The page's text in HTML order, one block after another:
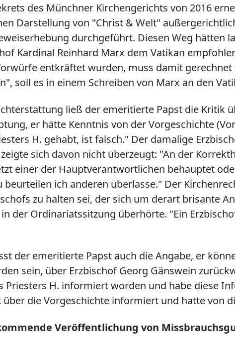
des Münchner Kirchengerichts von 2016
Darstellung von "Christ & Welt"
durchgeführt. Diesen Weg hätten
Kardinal Reinhard Marx dem Vatikan
entkräftet wurden, muss damit
soll es in einem Schreiben von Marx an den
ließ der emeritierte Papst die Kritik
er hätte Kenntnis von der Vorgeschichte
H. gehabt, ist falsch." Der damalige
sich davon nicht überzeugt: "An der
einer der Hauptverantwortlichen behauptet
beurteilen ich anderen überlasse." Der
zu halten sei, der sich um derart brisante
der Ordinariatssitzung überhörte. "Ein
der emeritierte Papst auch die Angabe, er
sein, über Erzbischof Georg Gänswein
Priesters H. informiert worden und habe diese
die Vorgeschichte informiert und hatte von
Veröffentlichung von